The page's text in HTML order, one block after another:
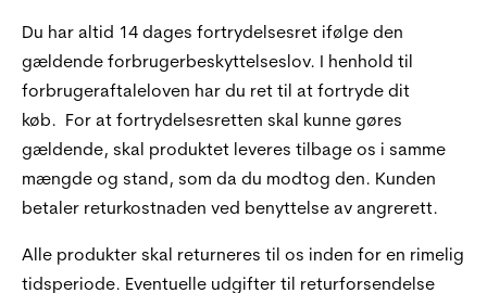
Du har altid 14 dages fortrydelsesret ifølge den
gældende forbrugerbeskyttelseslov. I henhold til
forbrugeraftaleloven har du ret til at fortryde dit
køb. For at fortrydelsesretten skal kunne gøres
gældende, skal produktet leveres tilbage os i samme
mængde og stand, som da du modtog den. Kunden
betaler returkostnaden ved benyttelse av angrerett.
Alle produkter skal returneres til os inden for en rimelig
tidsperiode. Eventuelle udgifter til returforsendelse